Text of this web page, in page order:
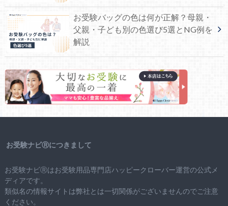
お受験バッグの色は何が正解？母親・
父親・子ども別の色選び5選とNG例を
解説
お受験ナビⓇにつきまして
お受験ナビⓇはお受験用品専門店ハッピークローバー運営の公式メ
ディアです。
類似名の情報サイトは弊社とは一切関係がございませんのでご注意
ください。